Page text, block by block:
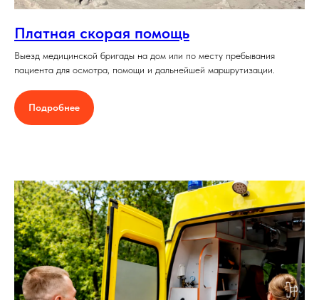
Платная скорая помощь
Выезд медицинской бригады на дом или по месту пребывания
пациента для осмотра, помощи и дальнейшей маршрутизации.
Подробнее